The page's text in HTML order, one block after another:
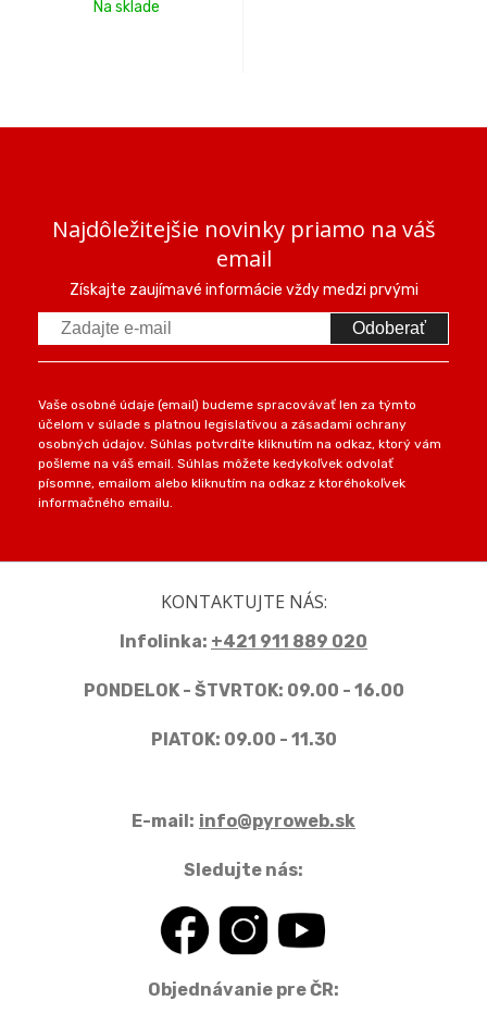
Na sklade
Najdôležitejšie novinky priamo na váš
email
Získajte zaujímavé informácie vždy medzi prvými
Odoberať
Vaše osobné údaje (email) budeme spracovávať len za týmto
účelom v súlade s platnou legislatívou a zásadami ochrany
osobných údajov. Súhlas potvrdíte kliknutím na odkaz, ktorý vám
pošleme na váš email. Súhlas môžete kedykoľvek odvolať
písomne, emailom alebo kliknutím na odkaz z ktoréhokoľvek
informačného emailu.
KONTAKTUJTE NÁS:
Infolinka: +421 911 889 020
PONDELOK - ŠTVRTOK: 09.00 - 16.00
PIATOK: 09.00 - 11.30
E-mail: info@pyroweb.sk
Sledujte nás:
Objednávanie pre ČR: